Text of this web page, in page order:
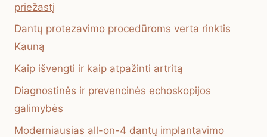
priežastį
Dantų protezavimo procedūroms verta rinktis
Kauną
Kaip išvengti ir kaip atpažinti artritą
Diagnostinės ir prevencinės echoskopijos
galimybės
Moderniausias all-on-4 dantų implantavimo